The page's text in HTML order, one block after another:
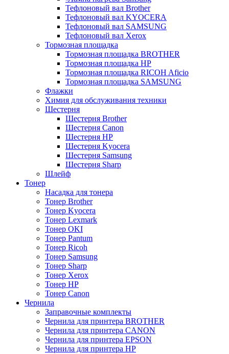
Тефлоновый вал Brother
Тефлоновый вал KYOCERA
Тефлоновый вал SAMSUNG
Тефлоновый вал Xerox
Тормозная площадка
Тормозная площадка BROTHER
Тормозная площадка HP
Тормозная площадка RICOH Aficio
Тормозная площадка SAMSUNG
Флажки
Химия для обслуживания техники
Шестерня
Шестерня Brother
Шестерня Canon
Шестерня HP
Шестерня Kyocera
Шестерня Samsung
Шестерня Sharp
Шлейф
Тонер
Насадка для тонера
Тонер Brother
Тонер Kyocera
Тонер Lexmark
Тонер OKI
Тонер Pantum
Тонер Ricoh
Тонер Samsung
Тонер Sharp
Тонер Xerox
Тонер НР
Тонер Саnon
Чернила
Заправочные комплекты
Чернила для принтера BROTHER
Чернила для принтера CANON
Чернила для принтера EPSON
Чернила для принтера HP